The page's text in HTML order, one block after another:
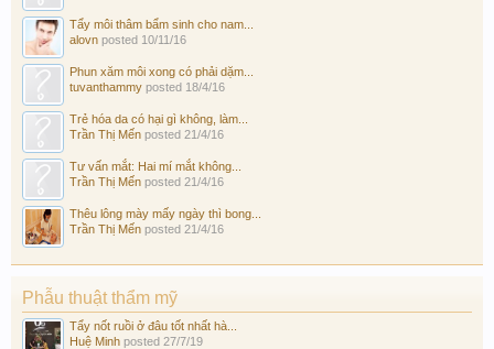
Tẩy môi thâm bẩm sinh cho nam...
alovn posted 10/11/16
Phun xăm môi xong có phải dặm...
tuvanthammy posted 18/4/16
Trẻ hóa da có hại gì không, làm...
Trần Thị Mến posted 21/4/16
Tư vấn mắt: Hai mí mắt không...
Trần Thị Mến posted 21/4/16
Thêu lông mày mấy ngày thì bong...
Trần Thị Mến posted 21/4/16
Phẫu thuật thẩm mỹ
Tẩy nốt ruồi ở đâu tốt nhất hà...
Huệ Minh posted 27/7/19